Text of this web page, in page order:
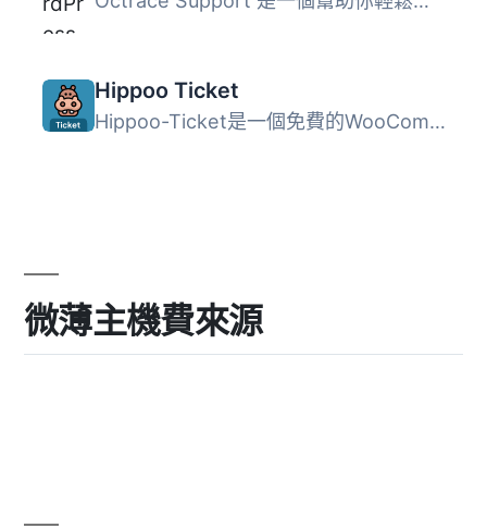
Hippoo Ticket
Hippoo-Ticket是一個免費的WooCommerce外掛程式，旨在改善您...
微薄主機費來源